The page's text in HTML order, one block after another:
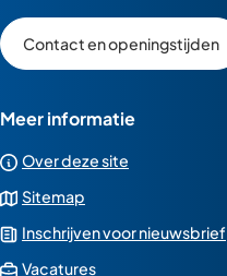
een
Whatsapp
Contact en openingstijden
Meer informatie
Over deze site
Sitemap
Inschrijven voor nieuwsbrief
Vacatures(Verwijst